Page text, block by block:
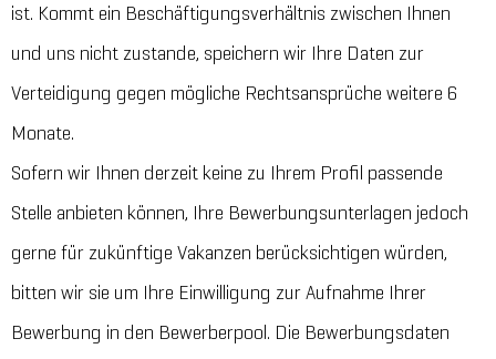
ist. Kommt ein Beschäftigungsverhältnis zwischen Ihnen
und uns nicht zustande, speichern wir Ihre Daten zur
Verteidigung gegen mögliche Rechtsansprüche weitere 6
Monate.
Sofern wir Ihnen derzeit keine zu Ihrem Profil passende
Stelle anbieten können, Ihre Bewerbungsunterlagen jedoch
gerne für zukünftige Vakanzen berücksichtigen würden,
bitten wir sie um Ihre Einwilligung zur Aufnahme Ihrer
Bewerbung in den Bewerberpool. Die Bewerbungsdaten